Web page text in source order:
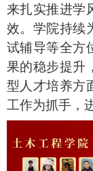
来扎实推进学
效。学院持续
试辅导等全方
果的稳步提升
型人才培养方
工作为抓手，